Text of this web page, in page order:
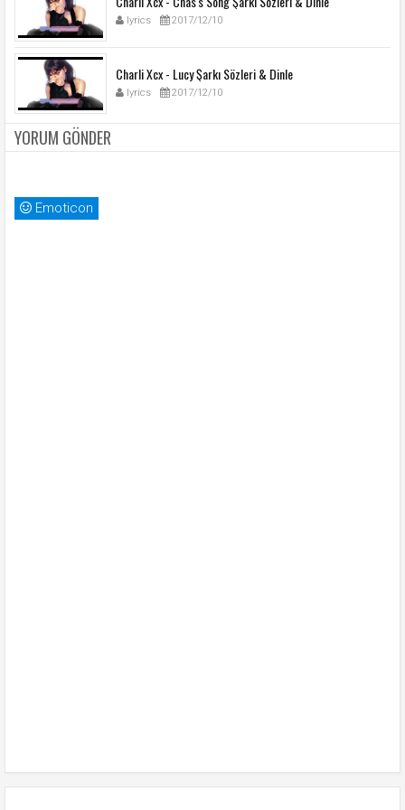
lyrics 2017/12/10
Charli Xcx - Lucy Şarkı Sözleri & Dinle
lyrics 2017/12/10
YORUM GÖNDER
Emoticon